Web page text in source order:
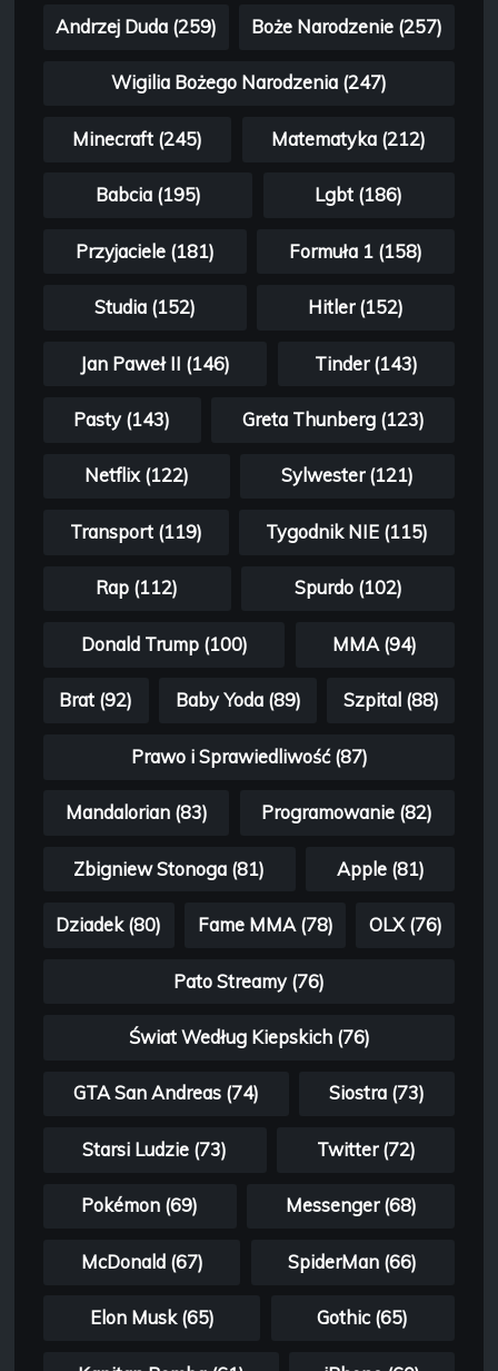
Andrzej Duda (259) Boże Narodzenie (257)
Wigilia Bożego Narodzenia (247)
Minecraft (245) Matematyka (212)
Babcia (195) Lgbt (186)
Przyjaciele (181) Formuła 1 (158)
Studia (152) Hitler (152)
Jan Paweł II (146) Tinder (143)
Pasty (143) Greta Thunberg (123)
Netflix (122) Sylwester (121)
Transport (119) Tygodnik NIE (115)
Rap (112) Spurdo (102)
Donald Trump (100) MMA (94)
Brat (92) Baby Yoda (89) Szpital (88)
Prawo i Sprawiedliwość (87)
Mandalorian (83) Programowanie (82)
Zbigniew Stonoga (81) Apple (81)
Dziadek (80) Fame MMA (78) OLX (76)
Pato Streamy (76)
Świat Według Kiepskich (76)
GTA San Andreas (74) Siostra (73)
Starsi Ludzie (73) Twitter (72)
Pokémon (69) Messenger (68)
McDonald (67) SpiderMan (66)
Elon Musk (65) Gothic (65)